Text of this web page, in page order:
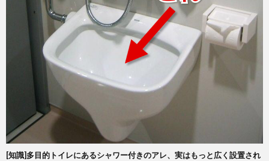
[知識]多目的トイレにあるシャワー付きのアレ、実はもっと広く設置され